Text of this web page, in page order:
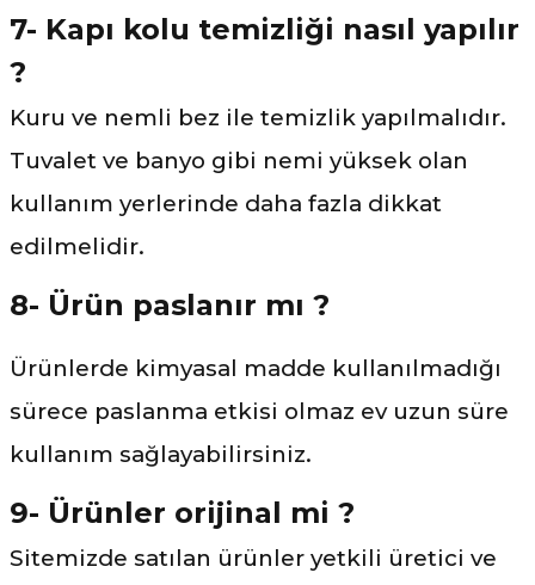
7- Kapı kolu temizliği nasıl yapılır
?
Kuru ve nemli bez ile temizlik yapılmalıdır.
Tuvalet ve banyo gibi nemi yüksek olan
kullanım yerlerinde daha fazla dikkat
edilmelidir.
8- Ürün paslanır mı ?
Ürünlerde kimyasal madde kullanılmadığı
sürece paslanma etkisi olmaz ev uzun süre
kullanım sağlayabilirsiniz.
9- Ürünler orijinal mi ?
Sitemizde satılan ürünler yetkili üretici ve